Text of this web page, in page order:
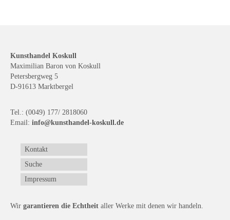
Kunsthandel Koskull
Maximilian Baron von Koskull
Petersbergweg 5
D-91613 Marktbergel
Tel.: (0049) 177/ 2818060
Email: info@kunsthandel-koskull.de
Kontakt
Suche
Impressum
Wir garantieren die Echtheit aller Werke mit denen wir handeln.